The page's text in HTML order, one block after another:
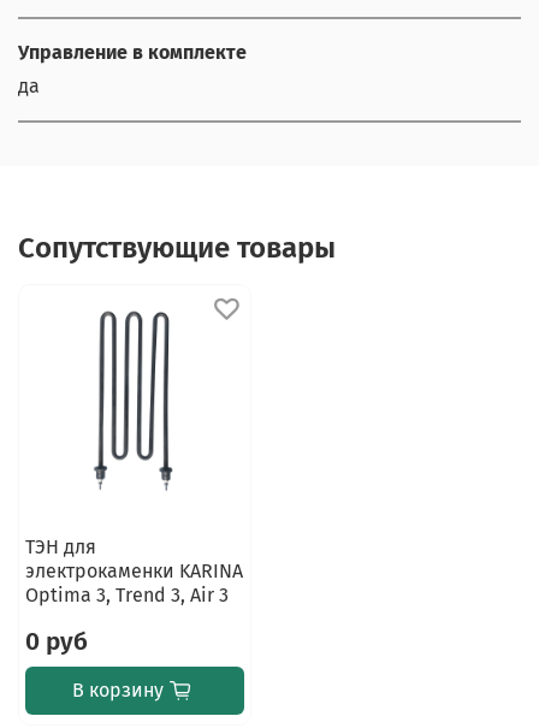
Управление в комплекте
да
Сопутствующие товары
ТЭН для
электрокаменки KARINA
Optima 3, Trend 3, Air 3
0 руб
В корзину